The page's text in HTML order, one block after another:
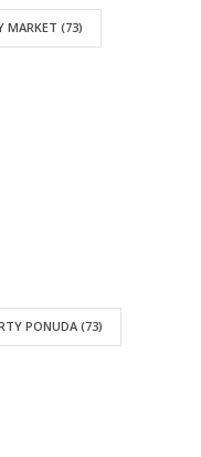
MARKET (73)
PONUDA (73)